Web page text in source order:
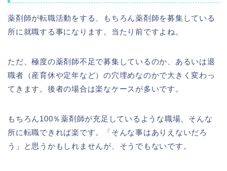
薬剤師が転職活動をする、もちろん薬剤師を募集している
所に就職する事になります。当たり前ですよね。
ただ、極度の薬剤師不足で募集しているのか、あるいは退
職者（産育休や定年など）の穴埋めなのかで大きく変わっ
てきます。後者の場合は楽なケースが多いです。
もちろん100％薬剤師が充足しているような職場、そんな
所に転職できれば楽です。「そんな事はありえないだろ
う」と思うかもしれませんが、そうでもないです。